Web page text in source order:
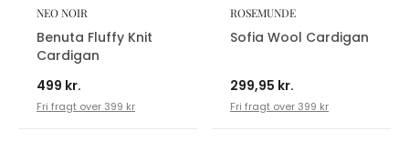
NEO NOIR
Benuta Fluffy Knit
Cardigan
499 kr.
Fri fragt over 399 kr
ROSEMUNDE
Sofia Wool Cardigan
299,95 kr.
Fri fragt over 399 kr